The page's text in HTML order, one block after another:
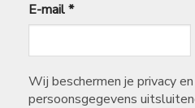
E-mail*
Wij beschermen je privacy
persoonsgegevens